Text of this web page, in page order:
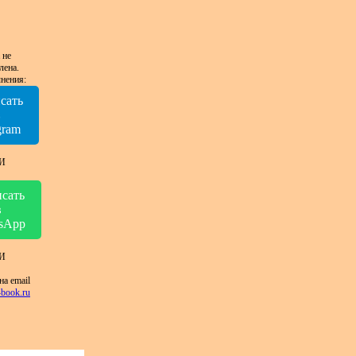
email